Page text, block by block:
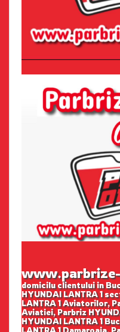
domicilu clientului in
HYUNDAI LANTRA 1
LANTRA 1 Aviatorilor,
Aviatiei, Parbriz
HYUNDAI LANTRA 1